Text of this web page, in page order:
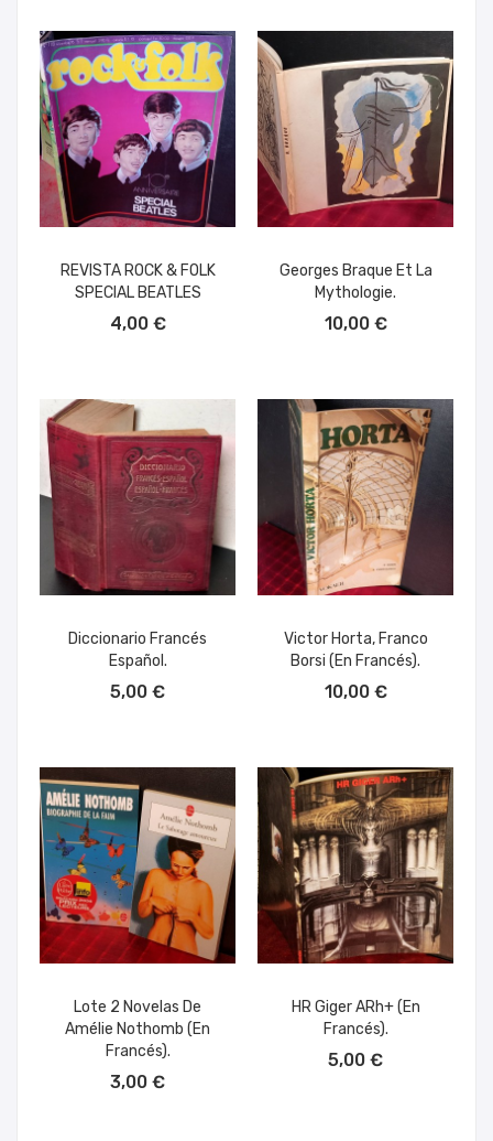
REVISTA ROCK & FOLK
SPECIAL BEATLES
4,00 €
Georges Braque Et La
Mythologie.
10,00 €
Diccionario Francés
Español.
5,00 €
Victor Horta, Franco
Borsi (en Francés).
10,00 €
Lote 2 Novelas De
Amélie Nothomb (en
Francés).
3,00 €
HR Giger ARh+ (en
Francés).
5,00 €